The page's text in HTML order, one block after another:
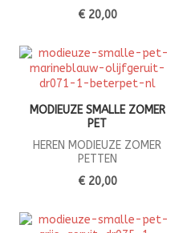
€ 20,00
MODIEUZE SMALLE ZOMER
PET
HEREN MODIEUZE ZOMER
PETTEN
€ 20,00